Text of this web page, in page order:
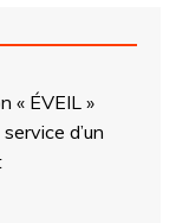
« ÉVEIL »
d’un